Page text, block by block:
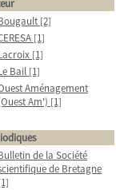
[2]
[1]
[1]
Bail [1]
Aménagement
Am') [1]
de la Société
de Bretagne